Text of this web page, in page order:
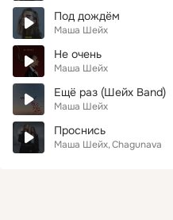
Под дождём
Маша Шейх
Не очень
Маша Шейх
Ещё раз (Шейх Band)
Маша Шейх
Проснись
Маша Шейх Chagunava